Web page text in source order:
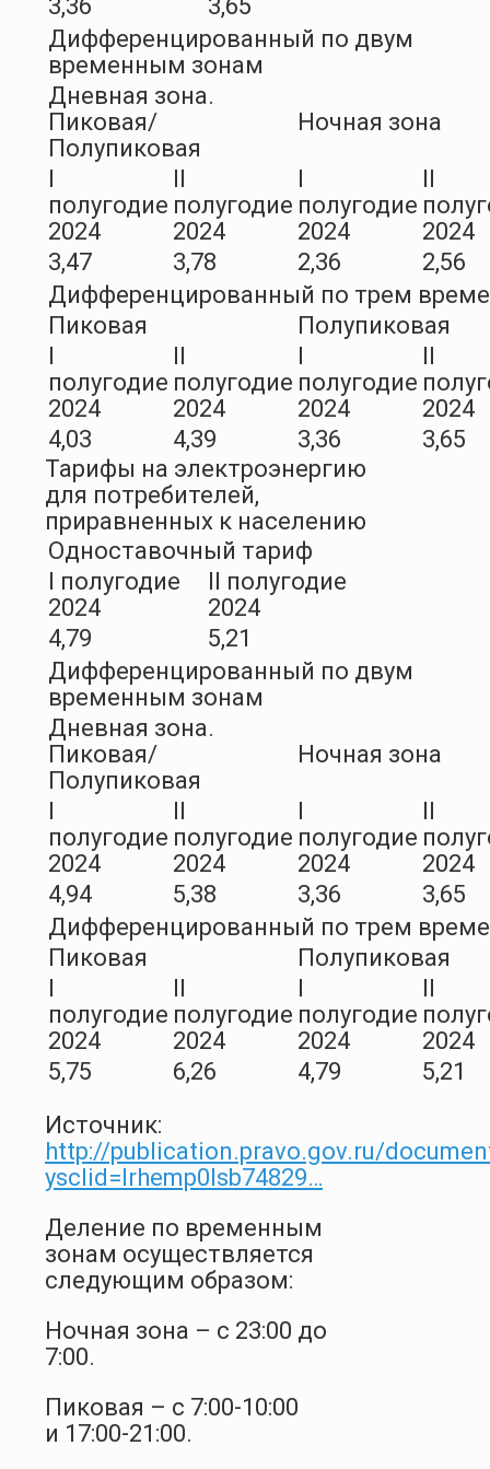
3,36
3,65
Дифференцированный по двум
временным зонам
Дневная зона.
Пиковая/
Полупиковая
Ночная зона
полугодие
2024
полугодие
2024
полугодие
2024
2024
3,47
3,78 2,36
2,56
Дифференцированный по трем
Пиковая
Полупиковая
полугодие
2024
полугодие
2024
полугодие
2024
2024
4,03
4,39 3,36
3,65
Тарифы на электроэнергию
для потребителей,
приравненных к населению
Одноставочный тариф
I полугодие
2024
II полугодие
2024
4,79
5,21
Дифференцированный по двум
временным зонам
Дневная зона.
Пиковая/
Полупиковая
Ночная зона
полугодие
2024
полугодие
2024
полугодие
2024
2024
4,94
5,38 3,36
3,65
Дифференцированный по трем
Пиковая
Полупиковая
полугодие
2024
полугодие
2024
полугодие
2024
2024
5,75
6,26 4,79
5,21
Источник:
http://publication.pravo.gov.ru/
ysclid=lrhemp0lsb74829…
Деление по временным
зонам осуществляется
следующим образом:
Ночная зона – с 23:00 до
7:00.
Пиковая – с 7:00-10:00
и 17:00-21:00.